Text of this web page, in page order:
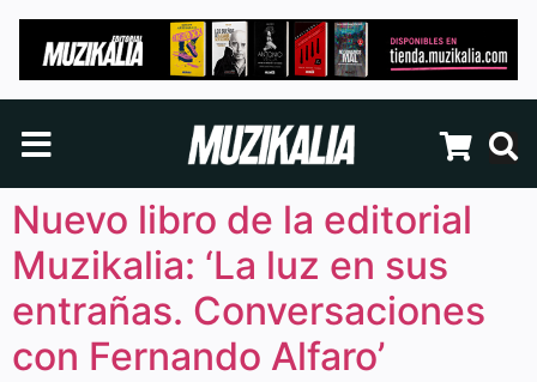
Nuevo libro de la editorial
Muzikalia: ‘La luz en sus
entrañas. Conversaciones
con Fernando Alfaro’